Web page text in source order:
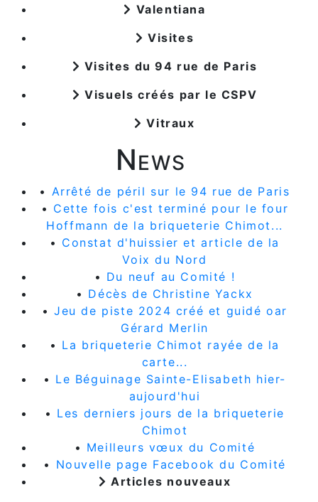
Valentiana
Visites
Visites du 94 rue de Paris
Visuels créés par le CSPV
Vitraux
News
• Arrêté de péril sur le 94 rue de Paris
• Cette fois c'est terminé pour le four
Hoffmann de la briqueterie Chimot...
• Constat d'huissier et article de la
Voix du Nord
• Du neuf au Comité !
• Décès de Christine Yackx
•Jeu de piste 2024 créé et guidé oar
Gérard Merlin
• La briqueterie Chimot rayée de la
carte...
• Le Béguinage Sainte-Elisabeth hier-
aujourd'hui
• Les derniers jours de la briqueterie
Chimot
• Meilleurs vœux du Comité
• Nouvelle page Facebook du Comité
Articles nouveaux